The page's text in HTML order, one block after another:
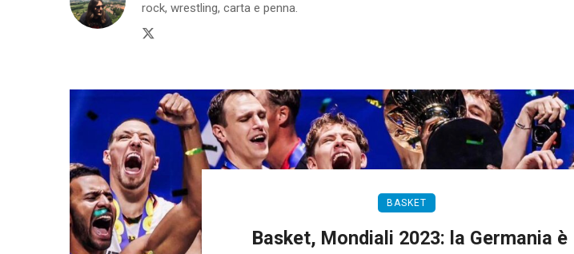
rock, wrestling, carta e penna.
BASKET
Basket, Mondiali 2023: la Germania è